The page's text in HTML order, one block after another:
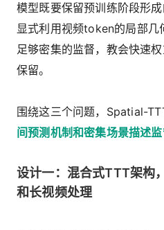
模型既要保留预训练阶段形
显式利用视频token的局部几
足够密集的监督，教会快速
保留。
围绕这三个问题，Spatial-
间预测机制和密集场景描述
设计一：混合式TTT架构
和长视频处理